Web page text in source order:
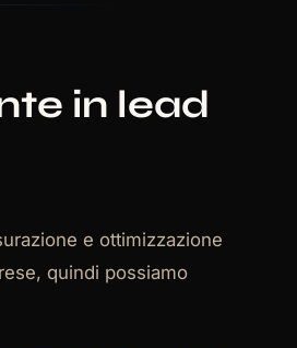
in lead
e ottimizzazione
quindi possiamo